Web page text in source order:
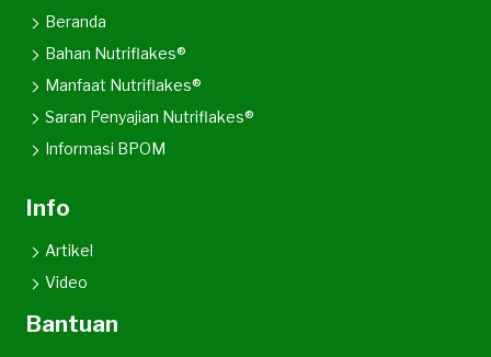
Beranda
Bahan Nutriflakes®
Manfaat Nutriflakes®
Saran Penyajian Nutriflakes®
Informasi BPOM
Info
Artikel
Video
Bantuan